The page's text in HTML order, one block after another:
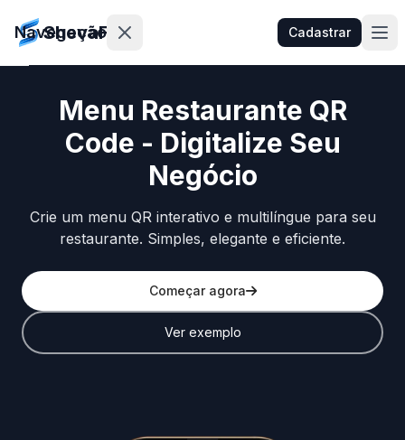
ShevaFood Cadastrar
Navegação
Preços
Novidades
🇵🇹Português
Menu Restaurante QR
Code - Digitalize Seu
Negócio
Crie um menu QR interativo e multilíngue para seu
restaurante. Simples, elegante e eficiente.
Começar agora
Ver exemplo